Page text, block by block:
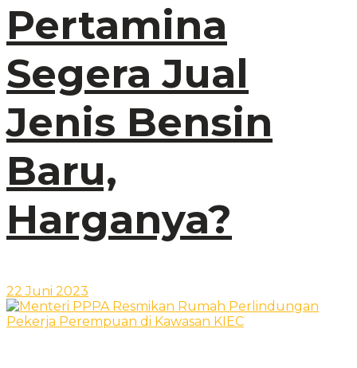
Pertamina
Segera Jual
Jenis Bensin
Baru,
Harganya?
22 Juni 2023